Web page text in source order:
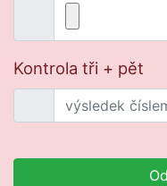
Kontrola tři + pět